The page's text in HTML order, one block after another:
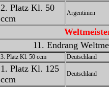
2. Platz Kl. 50
ccm
Argentinien
11. Endrang
3. Platz Kl. 50 ccm Deutschland
1. Platz Kl. 125
ccm
Deutschland